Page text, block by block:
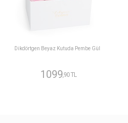
Dikdörtgen Beyaz Kutuda Pembe Gül
1099,90 TL